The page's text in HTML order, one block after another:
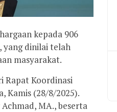
kepada 906
yang dinilai telah
masyarakat.
Rapat Koordinasi
Kamis (28/8/2025).
MA., beserta